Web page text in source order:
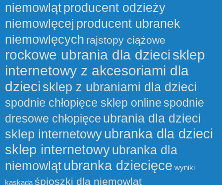
niemowlątproducent odzieży
niemowlęcej producent ubranek
niemowlęcych rajstopy ciążowe
rockowe ubrania dla dziecisklep
internetowy z akcesoriami dla
dzieci sklep z ubraniami dla dzieci
spodnie chłopięce sklep onlinespodnie
dresowe chłopięce ubrania dla dzieci
sklep internetowyubranka dla dzieci
sklep internetowyubranka dla
niemowlątubranka dziecięce wyniki
kaskada śpioszki dla niemowląt